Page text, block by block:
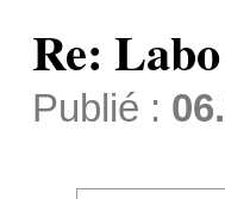
Re:
Publié :